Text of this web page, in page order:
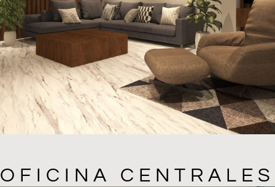
OFICINA CENTRALES